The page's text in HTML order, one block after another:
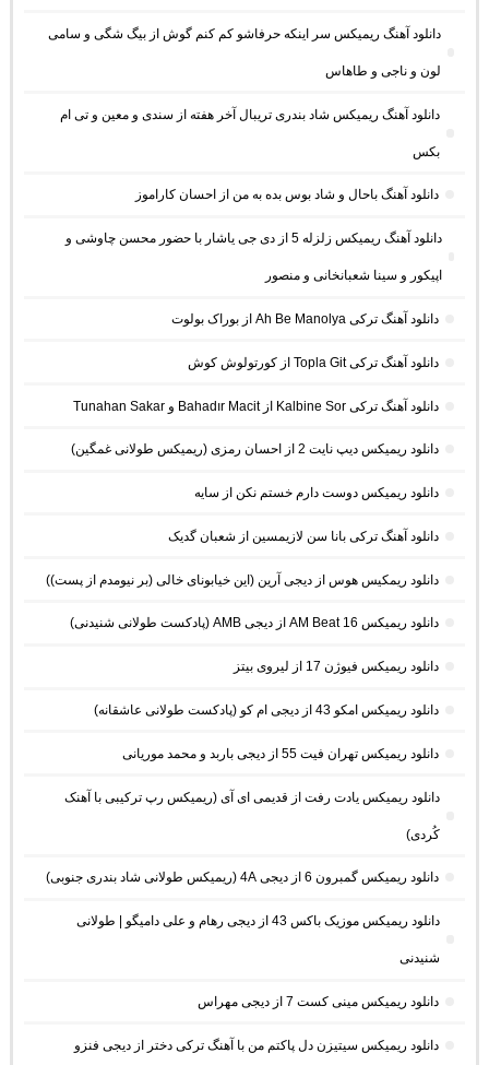
دانلود آهنگ ریمیکس سر اینکه حرفاشو کم کنم گوش از بیگ شگی و سامی
لون و ناجی و طاهاس
دانلود آهنگ ریمیکس شاد بندری تریبال آخر هفته از سندی و معین و تی ام
بکس
دانلود آهنگ باحال و شاد بوس بده به من از احسان کاراموز
دانلود آهنگ ریمیکس زلزله 5 از دی جی یاشار با حضور محسن چاوشی و
اپیکور و سینا شعبانخانی و منصور
دانلود آهنگ ترکی Ah Be Manolya از بوراک بولوت
دانلود آهنگ ترکی Topla Git از کورتولوش کوش
دانلود آهنگ ترکی Kalbine Sor از Bahadır Macit و Tunahan Sakar
دانلود ریمیکس دیپ نایت 2 از احسان رمزی (ریمیکس طولانی غمگین)
دانلود ریمیکس دوست دارم خستم نکن از سایه
دانلود آهنگ ترکی بانا سن لازیمسین از شعبان گدیک
دانلود ریمکیس هوس از دیجی آرین (این خیابونای خالی (بر نیومدم از پست))
دانلود ریمیکس AM Beat 16 از دیجی AMB (پادکست طولانی شنیدنی)
دانلود ریمیکس فیوژن 17 از لیروی بیتز
دانلود ریمیکس امکو 43 از دیجی ام کو (پادکست طولانی عاشقانه)
دانلود ریمیکس تهران فیت 55 از دیجی باربد و محمد موریانی
دانلود ریمیکس یادت رفت از قدیمی ای آی (ریمیکس رپ ترکیبی با آهنک
کُردی)
دانلود ریمیکس گمبرون 6 از دیجی 4A (ریمیکس طولانی شاد بندری جنوبی)
دانلود ریمیکس موزیک باکس 43 از دیجی رهام و علی دامیگو | طولانی
شنیدنی
دانلود ریمیکس مینی کست 7 از دیجی مهراس
دانلود ریمیکس سیتیزن دل پاکتم من با آهنگ ترکی دختر از دیجی فنزو